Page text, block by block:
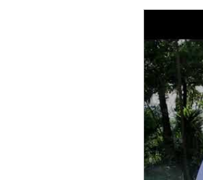
Rejeição